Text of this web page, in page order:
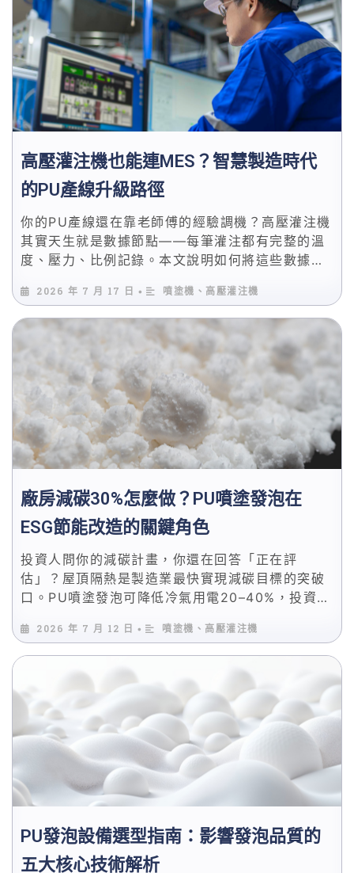
材料的技
術特性與
適用場
景，並說
明什麼情
況下應該
兩者並
選對材料
高壓灌注機也能連MES？智慧製造時代
的PU產線升級路徑
你的PU產線還在靠老師傅的經驗調機？高壓灌注機
其實天生就是數據節點——每筆灌注都有完整的溫
度、壓力、比例記錄。本文說明如何將這些數據接
斷。2026 年 7 月 17 日 • 噴塗機、高壓灌注機
廠房減碳30%怎麼做？PU噴塗發泡在
ESG節能改造的關鍵角色
投資人問你的減碳計畫，你還在回答「正在評
估」？屋頂隔熱是製造業最快實現減碳目標的突破
口。PU噴塗發泡可降低冷氣用電20–40%，投資回
數據呈現方法。
2026 年 7 月 12 日 • 噴塗機、高壓灌注機
PU發泡設備選型指南：影響發泡品質的
五大核心技術解析